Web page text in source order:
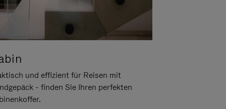
und effizient für Reisen mit
- finden Sie Ihren perfekten